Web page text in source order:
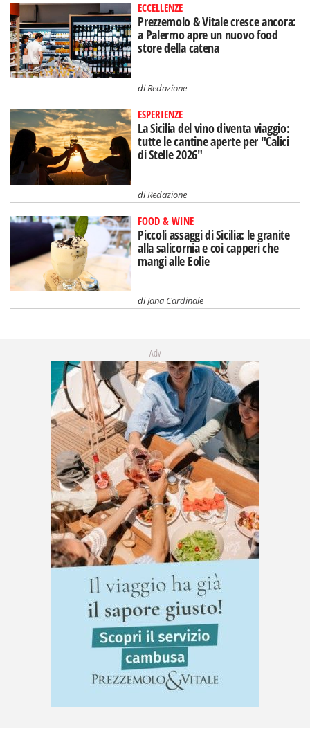
ECCELLENZE
Prezzemolo & Vitale cresce ancora:
a Palermo apre un nuovo food
store della catena
diRedazione
ESPERIENZE
La Sicilia del vino diventa viaggio:
tutte le cantine aperte per "Calici
di Stelle 2026"
diRedazione
FOOD & WINE
Piccoli assaggi di Sicilia: le granite
alla salicornia e coi capperi che
mangi alle Eolie
diJana Cardinale
Adv